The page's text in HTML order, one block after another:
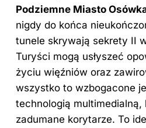
Podziemne Miasto
nigdy do końca
tunele skrywają sekrety II
Turyści mogą usłyszeć
życiu więźniów oraz
wszystko to wzbogacone
technologią multimedialną,
zadumane korytarze. To